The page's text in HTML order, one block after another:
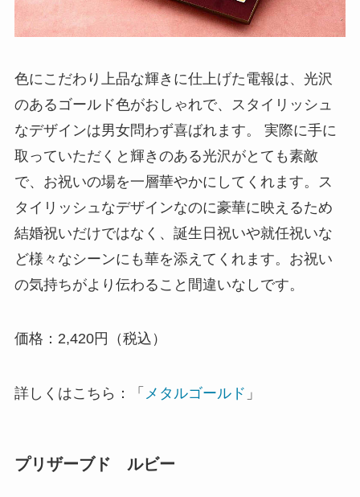
冠婚葬祭マナー
電報コラム
お客様の声
色にこだわり上品な輝きに仕上げた電報は、光沢
のあるゴールド色がおしゃれで、スタイリッシュ
なデザインは男女問わず喜ばれます。 実際に手に
取っていただくと輝きのある光沢がとても素敵
で、お祝いの場を一層華やかにしてくれます。ス
タイリッシュなデザインなのに豪華に映えるため
結婚祝いだけではなく、誕生日祝いや就任祝いな
ど様々なシーンにも華を添えてくれます。お祝い
の気持ちがより伝わること間違いなしです。
価格：2,420円（税込）
詳しくはこちら：「 メタルゴールド 」
プリザーブド ルビー